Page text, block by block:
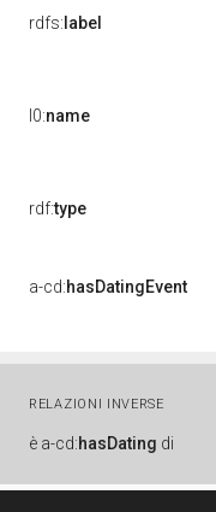
rdfs: label
l0:name
rdf:type
a-cd:hasDatingEvent
RELAZIONI INVERSE
è a-cd:hasDating di